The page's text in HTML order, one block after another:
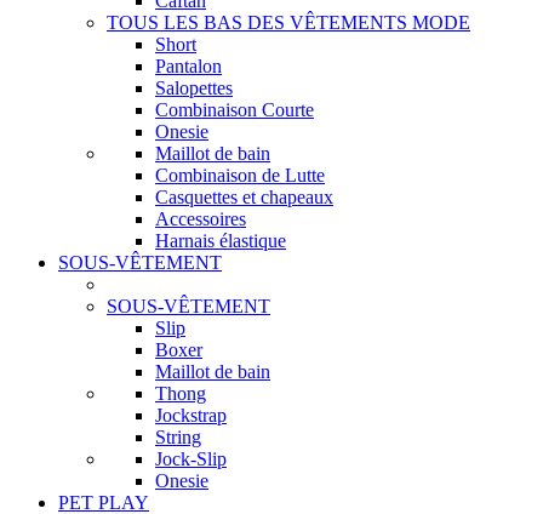
TOUS LES BAS DES VÊTEMENTS MODE
Short
Pantalon
Salopettes
Combinaison Courte
Onesie
Maillot de bain
Combinaison de Lutte
Casquettes et chapeaux
Accessoires
Harnais élastique
SOUS-VÊTEMENT
SOUS-VÊTEMENT
Slip
Boxer
Maillot de bain
Thong
Jockstrap
String
Jock-Slip
Onesie
PET PLAY